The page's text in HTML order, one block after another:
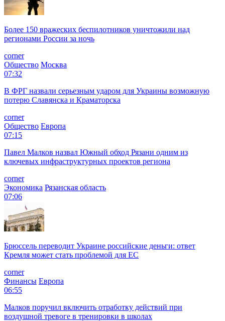
Более 150 вражеских беспилотников уничтожили над
регионами России за ночь
corner
Общество Москва
07:32
В ФРГ назвали серьезным ударом для Украины возможную
потерю Славянска и Краматорска
corner
Общество Европа
07:15
Павел Малков назвал Южный обход Рязани одним из
ключевых инфраструктурных проектов региона
corner
Экономика Рязанская область
07:06
Брюссель переводит Украине российские деньги: ответ
Кремля может стать проблемой для EC
corner
Финансы Европа
06:55
Малков поручил включить отработку действий при
воздушной тревоге в тренировки в школах